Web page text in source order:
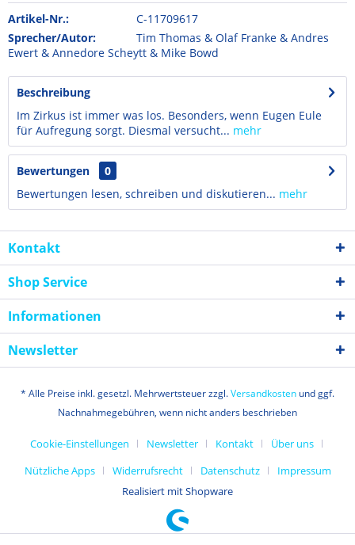
Artikel-Nr.:
C-11709617
Sprecher/Autor:
Tim Thomas & Olaf Franke & Andres
Ewert & Annedore Scheytt & Mike Bowd
Beschreibung
Im Zirkus ist immer was los. Besonders, wenn Eugen Eule
für Aufregung sorgt. Diesmal versucht... mehr
Bewertungen
0
Bewertungen lesen, schreiben und diskutieren... mehr
Kontakt
Shop Service
Informationen
Newsletter
* Alle Preise inkl. gesetzl. Mehrwertsteuer zzgl.Versandkosten und ggf.
Nachnahmegebühren, wenn nicht anders beschrieben
Cookie-Einstellungen Newsletter Kontakt
Über uns
Nützliche Apps
Widerrufsrecht Datenschutz
Impressum
Realisiert mit Shopware